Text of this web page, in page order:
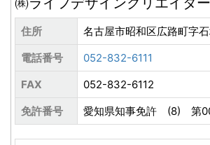
住所
名古屋市昭和区広路町字
電話番号
052-832-6111
FAX
052-832-6112
免許番号
愛知県知事免許 (8) 第